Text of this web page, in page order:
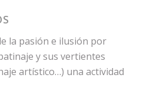
la pasión e ilusión por
y sus vertientes
artístico…) una actividad